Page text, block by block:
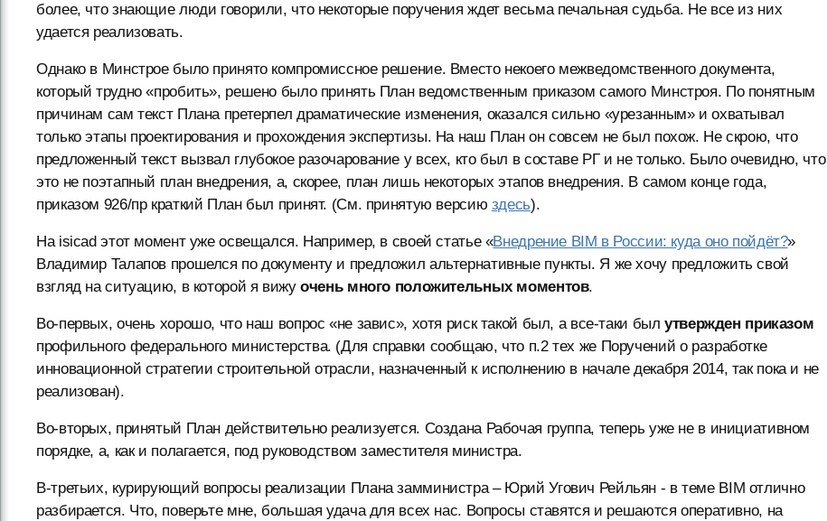
более, что знающие люди говорили, что некоторые поручения ждет весьма печальная судьба. Не все из них
удается реализовать.
Однако в Минстрое было принято компромиссное решение. Вместо некоего межведомственного документа,
который трудно «пробить», решено было принять План ведомственным приказом самого Минстроя. По понятным
причинам сам текст Плана претерпел драматические изменения, оказался сильно «урезанным» и охватывал
только этапы проектирования и прохождения экспертизы. На наш План он совсем не был похож. Не скрою, что
предложенный текст вызвал глубокое разочарование у всех, кто был в составе РГ и не только. Было очевидно, что
это не поэтапный план внедрения, а, скорее, план лишь некоторых этапов внедрения. В самом конце года,
приказом 926/пр краткий План был принят. (См. принятую версию здесь).
На isicad этот момент уже освещался. Например, в своей статье «Внедрение BIM в России: куда оно пойдёт?»
Владимир Талапов прошелся по документу и предложил альтернативные пункты. Я же хочу предложить свой
взгляд на ситуацию, в которой я вижуочень много положительных моментов.
Во-первых, очень хорошо, что наш вопрос «не завис», хотя риск такой был, а все-таки былутвержден приказом
профильного федерального министерства. (Для справки сообщаю, что п.2 тех же Поручений о разработке
инновационной стратегии строительной отрасли, назначенный к исполнению в начале декабря 2014, так пока и не
реализован).
Во-вторых, принятый План действительно реализуется. Создана Рабочая группа, теперь уже не в инициативном
порядке, а, как и полагается, под руководством заместителя министра.
В-третьих, курирующий вопросы реализации Плана замминистра – Юрий Угович Рейльян - в теме BIM отлично
разбирается. Что, поверьте мне, большая удача для всех нас. Вопросы ставятся и решаются оперативно, на